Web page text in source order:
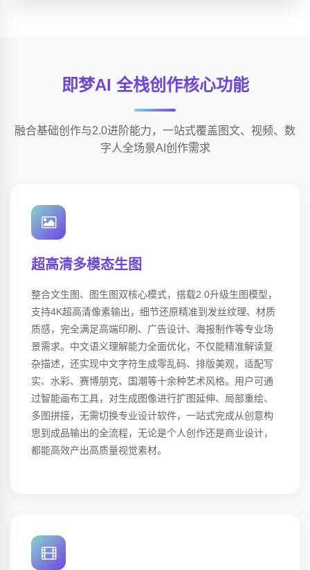
即梦AI 全栈创作核心功能
融合基础创作与2.0进阶能力，一站式覆盖图文、视频、数
字人全场景AI创作需求
超高清多模态生图
整合文生图、图生图双核心模式，搭载2.0升级生图模型，
支持4K超高清像素输出，细节还原精准到发丝纹理、材质
质感，完全满足高端印刷、广告设计、海报制作等专业场
景需求。中文语义理解能力全面优化，不仅能精准解读复
杂描述，还实现中文字符生成零乱码、排版美观，适配写
实、水彩、赛博朋克、国潮等十余种艺术风格。用户可通
过智能画布工具，对生成图像进行扩图延伸、局部重绘、
多图拼接，无需切换专业设计软件，一站式完成从创意构
思到成品输出的全流程，无论是个人创作还是商业设计，
都能高效产出高质量视觉素材。